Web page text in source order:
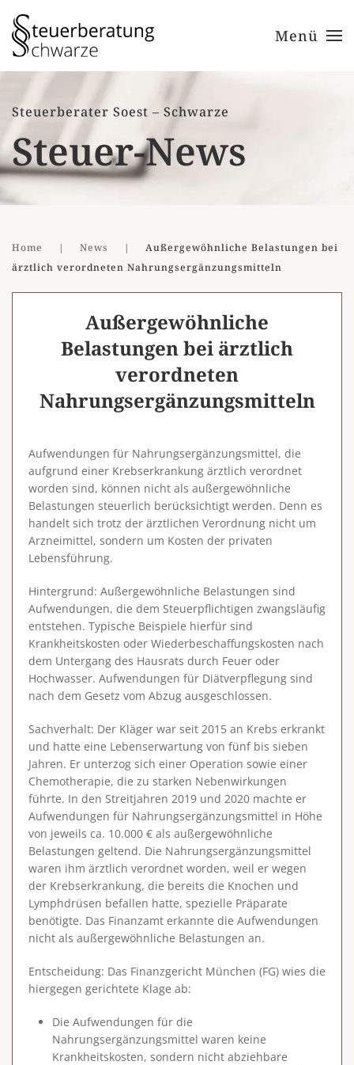
Zum Hauptinhalt springen Menü
Steuerberater Soest – Schwarze
Steuer-News
Home News
Außergewöhnliche Belastungen bei
ärztlich verordneten Nahrungsergänzungsmitteln
Außergewöhnliche
Belastungen bei ärztlich
verordneten
Nahrungsergänzungsmitteln
Aufwendungen für Nahrungsergänzungsmittel, die
aufgrund einer Krebserkrankung ärztlich verordnet
worden sind, können nicht als außergewöhnliche
Belastungen steuerlich berücksichtigt werden. Denn es
handelt sich trotz der ärztlichen Verordnung nicht um
Arzneimittel, sondern um Kosten der privaten
Lebensführung.
Hintergrund: Außergewöhnliche Belastungen sind
Aufwendungen, die dem Steuerpflichtigen zwangsläufig
entstehen. Typische Beispiele hierfür sind
Krankheitskosten oder Wiederbeschaffungskosten nach
dem Untergang des Hausrats durch Feuer oder
Hochwasser. Aufwendungen für Diätverpflegung sind
nach dem Gesetz vom Abzug ausgeschlossen.
Sachverhalt: Der Kläger war seit 2015 an Krebs erkrankt
und hatte eine Lebenserwartung von fünf bis sieben
Jahren. Er unterzog sich einer Operation sowie einer
Chemotherapie, die zu starken Nebenwirkungen
führte. In den Streitjahren 2019 und 2020 machte er
Aufwendungen für Nahrungsergänzungsmittel in Höhe
von jeweils ca. 10.000 € als außergewöhnliche
Belastungen geltend. Die Nahrungsergänzungsmittel
waren ihm ärztlich verordnet worden, weil er wegen
der Krebserkrankung, die bereits die Knochen und
Lymphdrüsen befallen hatte, spezielle Präparate
benötigte. Das Finanzamt erkannte die Aufwendungen
nicht als außergewöhnliche Belastungen an.
Entscheidung: Das Finanzgericht München (FG) wies die
hiergegen gerichtete Klage ab:
Die Aufwendungen für die
Nahrungsergänzungsmittel waren keine
Krankheitskosten, sondern nicht abziehbare